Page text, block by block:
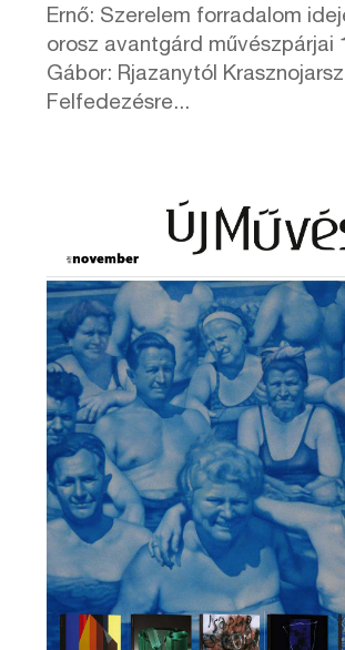
Ernő: Szerelem forradalom
orosz avantgárd művészpárjai
Gábor: Rjazanytól
Felfedezésre...